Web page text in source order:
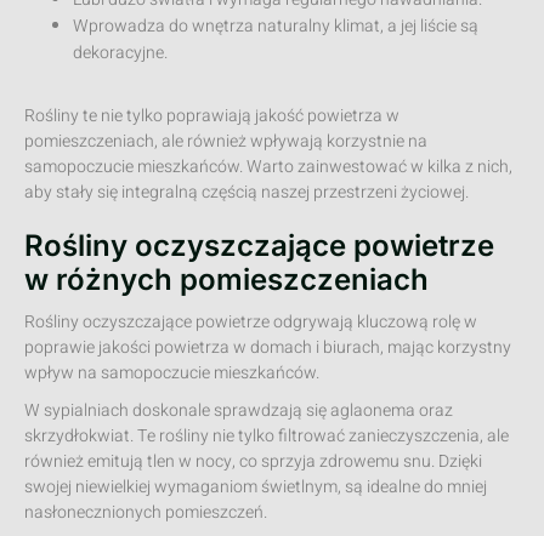
Wprowadza do wnętrza naturalny klimat, a jej liście są
dekoracyjne.
Rośliny te nie tylko poprawiają jakość powietrza w
pomieszczeniach, ale również wpływają korzystnie na
samopoczucie mieszkańców. Warto zainwestować w kilka z nich,
aby stały się integralną częścią naszej przestrzeni życiowej.
Rośliny oczyszczające powietrze
w różnych pomieszczeniach
Rośliny oczyszczające powietrze odgrywają kluczową rolę w
poprawie jakości powietrza w domach i biurach, mając korzystny
wpływ na samopoczucie mieszkańców.
W sypialniach doskonale sprawdzają się aglaonema oraz
skrzydłokwiat. Te rośliny nie tylko filtrować zanieczyszczenia, ale
również emitują tlen w nocy, co sprzyja zdrowemu snu. Dzięki
swojej niewielkiej wymaganiom świetlnym, są idealne do mniej
nasłonecznionych pomieszczeń.